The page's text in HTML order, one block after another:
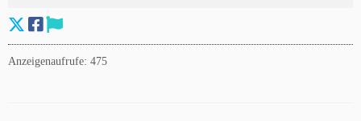
Anzeigenaufrufe: 475